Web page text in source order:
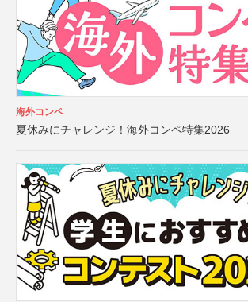
海外コンペ
夏休みにチャレンジ！海外コンペ特集2026